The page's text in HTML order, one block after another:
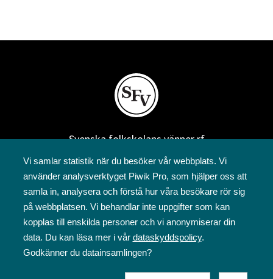
Svenska folkskolans vänner rf
Annegatan 12
00120 Helsingfors
09 6844 570
sfv@sfv.fi
Vi samlar statistik när du besöker vår webbplats. Vi
använder analysverktyget Piwik Pro, som hjälper oss att
samla in, analysera och förstå hur våra besökare rör sig
på webbplatsen. Vi behandlar inte uppgifter som kan
kopplas till enskilda personer och vi anonymiserar din
data. Du kan läsa mer i vår dataskyddspolicy.
Godkänner du datainsamlingen?